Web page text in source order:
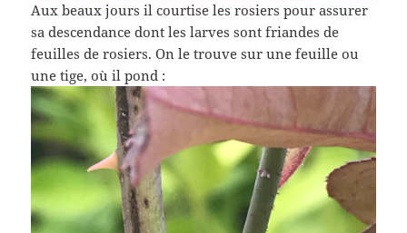
Aux beaux jours il courtise les rosiers pour assurer
sa descendance dont les larves sont friandes de
feuilles de rosiers. On le trouve sur une feuille ou
une tige, où il pond :